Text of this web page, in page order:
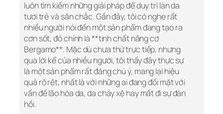
luôn tìm kiếm những giải pháp để duy trì làn da
tươi trẻ và săn chắc. Gần đây, tôi có nghe rất
nhiều người nói đến một sản phẩm đang tạo ra
cơn sốt, đó chính là **tinh chất nâng cơ
Bergamo**. Mặc dù chưa thử trực tiếp, nhưng
qua lời kể của nhiều người, tôi thấy đây thực sự
là một sản phẩm rất đáng chú ý, mang lại hiệu
quả rõ rệt, nhất là với những ai đang đối mặt với
vấn đề lão hóa da, da chảy xệ hay mất đi sự đàn
hồi.